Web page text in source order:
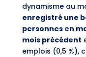
dynamisme au
enregistré une
personnes en
mois précédent
emplois (0,5 %),